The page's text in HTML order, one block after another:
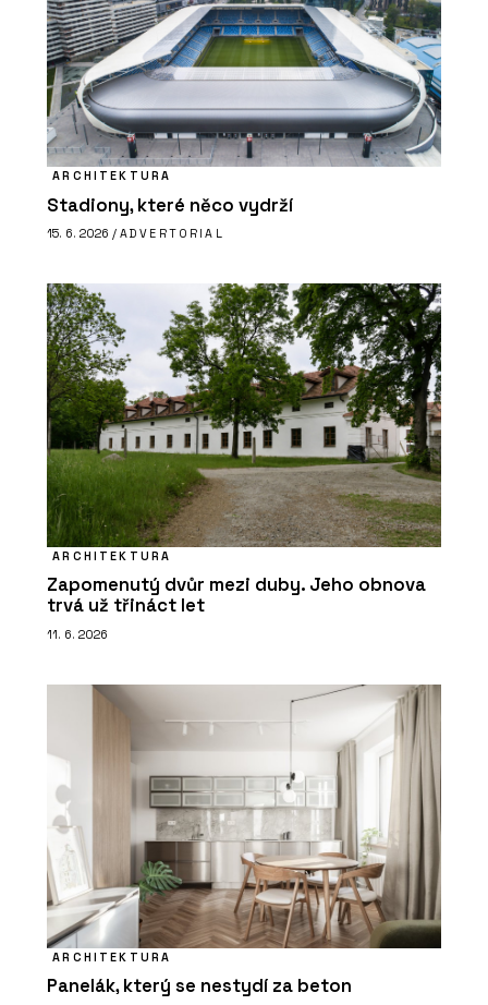
ARCHITEKTURA
Stadiony, které něco vydrží
15. 6. 2026 / ADVERTORIAL
ARCHITEKTURA
Zapomenutý dvůr mezi duby. Jeho obnova
trvá už třináct let
11. 6. 2026
ARCHITEKTURA
Panelák, který se nestydí za beton